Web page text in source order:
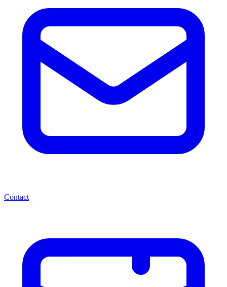
Contact